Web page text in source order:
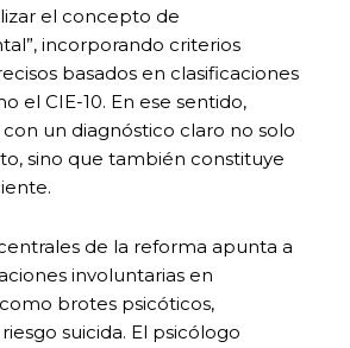
el concepto de
incorporando criterios
basados en clasificaciones
el CIE-10. En ese sentido,
un diagnóstico claro no solo
sino que también constituye
de la reforma apunta a
involuntarias en
brotes psicóticos,
suicida. El psicólogo